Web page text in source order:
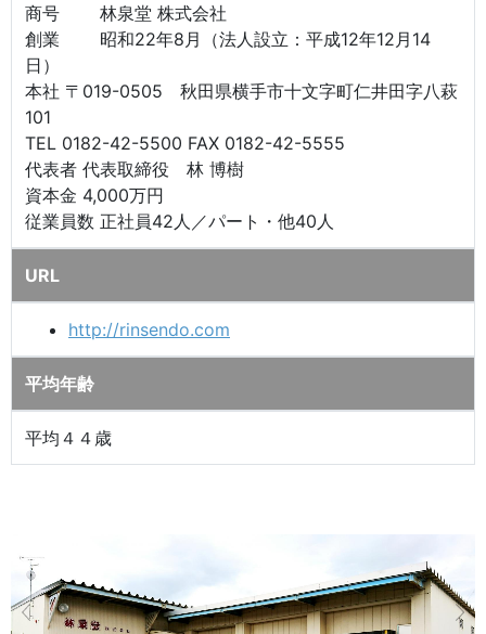
商号 林泉堂 株式会社
創業 昭和22年8月（法人設立：平成12年12月14
日）
本社 〒019-0505 秋田県横手市十文字町仁井田字八萩
101
TEL 0182-42-5500 FAX 0182-42-5555
代表者 代表取締役 林 博樹
資本金 4,000万円
従業員数 正社員42人／パート・他40人
URL
http://rinsendo.com
平均年齢
平均４４歳